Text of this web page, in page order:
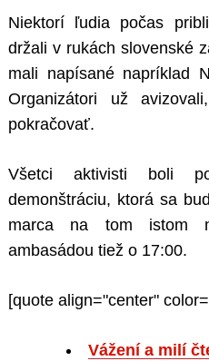
Niektorí ľudia počas
držali v rukách slovenské
mali napísané napríklad
Organizátori už
pokračovať.
Všetci aktivisti boli
demonštráciu, ktorá sa
marca na tom istom
ambasádou tiež o 17:00.
[quote align="center"
Vážení a milí